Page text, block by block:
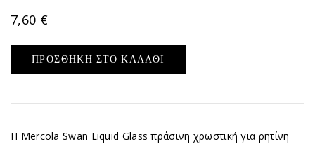
7,60 €
ΠΡΟΣΘΉΚΗ ΣΤΟ ΚΑΛΆΘΙ
Η Mercola Swan Liquid Glass πράσινη χρωστική για ρητίνη